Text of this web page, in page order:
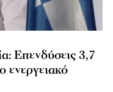
Επενδύσεις 3,7
ενεργειακό